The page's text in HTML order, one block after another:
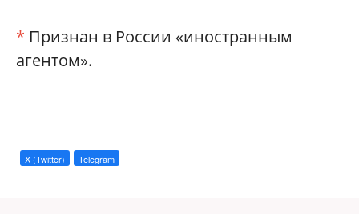
* Признан в России «иностранным
агентом».
X (Twitter) Telegram